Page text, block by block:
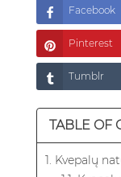
Facebook
Pinterest
Tumblr
TABLE OF
1. Kvepalų